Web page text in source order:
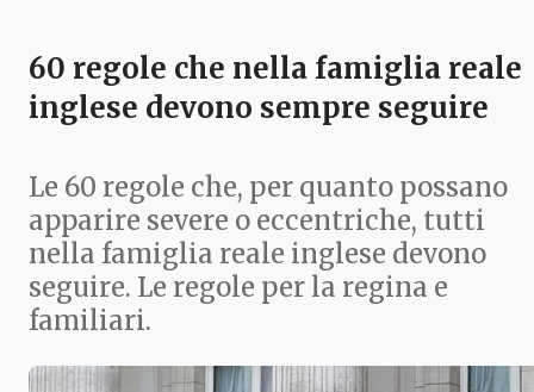
60 regole che nella famiglia reale
inglese devono sempre seguire
Le 60 regole che, per quanto possano
apparire severe o eccentriche, tutti
nella famiglia reale inglese devono
seguire. Le regole per la regina e
familiari.